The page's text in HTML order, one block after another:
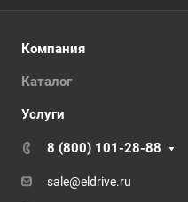
Компания
Каталог
Услуги
8 (800) 101-28-88
sale@eldrive.ru